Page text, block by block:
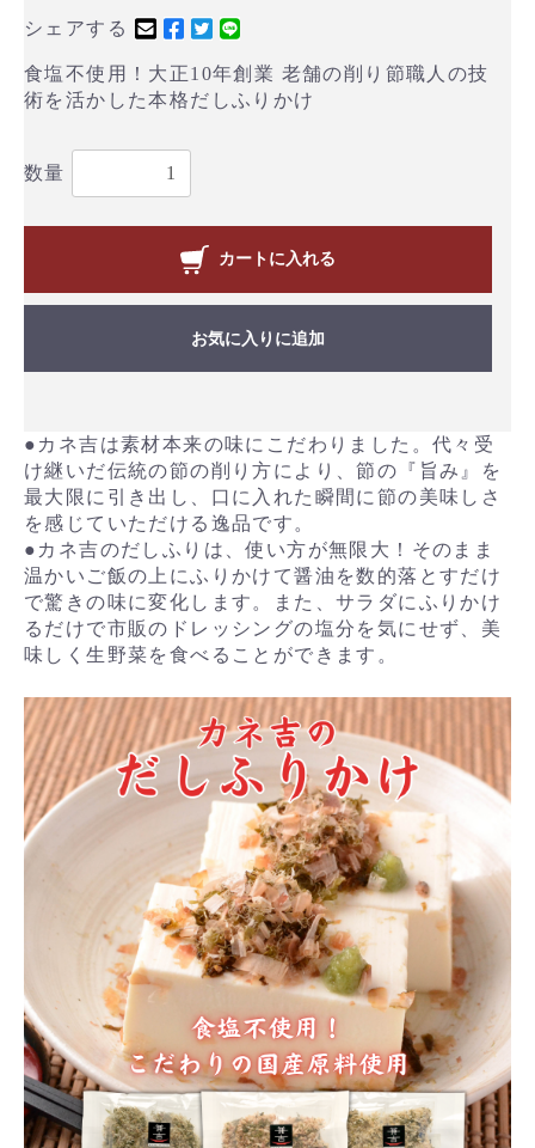
シェアする
食塩不使用！大正10年創業 老舗の削り節職人の技
術を活かした本格だしふりかけ
数量
カートに入れる
お気に入りに追加
●カネ吉は素材本来の味にこだわりました。代々受
け継いだ伝統の節の削り方により、節の『旨み』を
最大限に引き出し、口に入れた瞬間に節の美味しさ
を感じていただける逸品です。
●カネ吉のだしふりは、使い方が無限大！そのまま
温かいご飯の上にふりかけて醤油を数的落とすだけ
で驚きの味に変化します。また、サラダにふりかけ
るだけで市販のドレッシングの塩分を気にせず、美
味しく生野菜を食べることができます。